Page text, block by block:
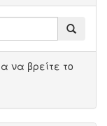
να βρείτε το